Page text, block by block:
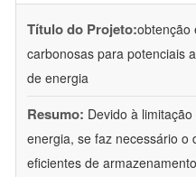
Título do Projeto:obtenção
carbonosas para potenciais
de energia
Resumo: Devido à
energia, se faz necessário o
eficientes de